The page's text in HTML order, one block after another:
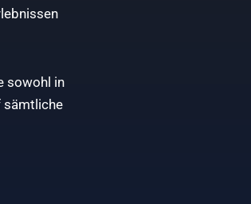
sowohl in
sämtliche